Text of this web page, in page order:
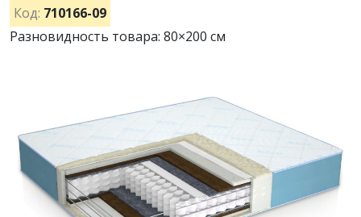
Код: 710166-09
Разновидность товара: 80×200 см